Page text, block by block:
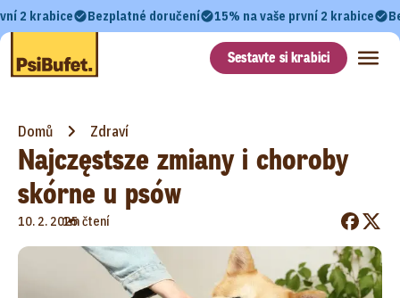
2 krabice Bezplatné doručení 15% na vaše první 2 krabice
Sestavte si krabici
Domů Zdraví
Najczęstsze zmiany i choroby
skórne u psów
10. 2. 2025
•
1m čtení